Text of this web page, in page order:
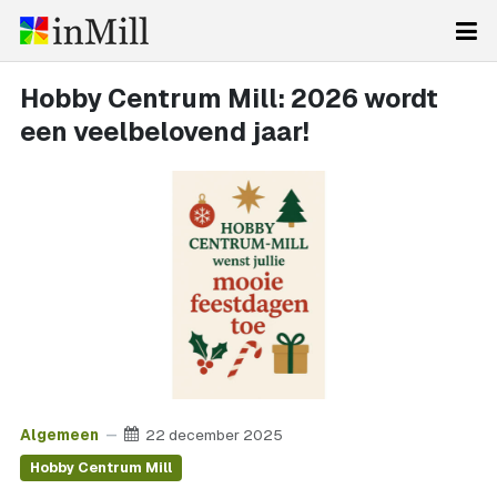
Hobby Centrum Mill: 2026 wordt
een veelbelovend jaar!
Algemeen 22 december 2025
Hobby Centrum Mill